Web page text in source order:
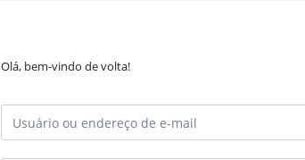
Olá, bem-vindo de volta!